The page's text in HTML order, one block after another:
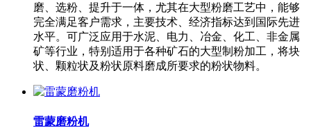
磨、选粉、提升于一体，尤其在大型粉磨工艺中，能够
完全满足客户需求，主要技术、经济指标达到国际先进
水平。可广泛应用于水泥、电力、冶金、化工、非金属
矿等行业，特别适用于各种矿石的大型制粉加工，将块
状、颗粒状及粉状原料磨成所要求的粉状物料。
雷蒙磨粉机